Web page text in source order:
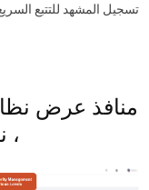
تسجيل المشهد للتتبع
منافذ عرض
،